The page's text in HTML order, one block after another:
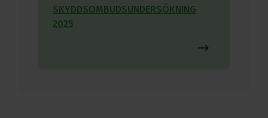
SKYDDSOMBUDSUNDERSÖKNING
2025